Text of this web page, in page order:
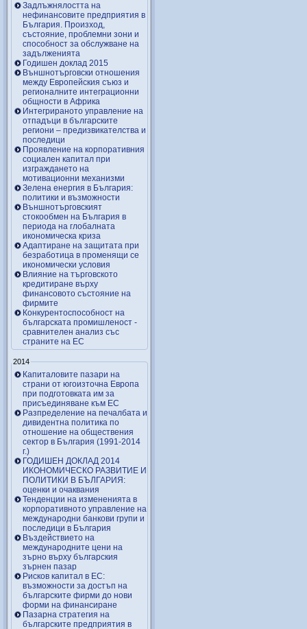
Задлъжнялостта на
нефинансовите предприятия в
България. Произход,
състояние, проблемни зони и
способност за обслужване на
задълженията
Годишен доклад 2015
Външнотърговски отношения
между Европейския съюз и
регионалните интеграционни
общности в Африка
Интегрираното управление на
отпадъци в българските
региони – предизвикателства и
последици
Проявление на корпоративния
социален капитал при
изграждането на
мотивационни механизми
Зелена енергия в България:
политики и възможности
Външнотърговският
стокообмен на България в
периода на глобалната
икономическа криза
Адаптиране на защитата при
безработица в променящи се
икономически условия
Влияние на търговското
кредитиране върху
финансовото състояние на
фирмите
Конкурентоспособност на
българската промишленост -
сравнителен анализ със
страните на ЕС
2014
Капиталовите пазари на
страни от югоизточна Европа
при подготовката им за
присъединяване към ЕС
Разпределение на печалбата и
дивидентна политика по
отношение на обществения
сектор в България (1991-2014
г.)
ГОДИШЕН ДОКЛАД 2014
ИКОНОМИЧЕСКО РАЗВИТИЕ И
ПОЛИТИКИ В БЪЛГАРИЯ:
оценки и очаквания
Тенденции на измененията в
корпоративното управление на
международни банкови групи и
последици в България
Въздействието на
международните цени на
зърно върху българския
зърнен пазар
Рисков капитал в ЕС:
възможности за достъп на
българските фирми до нови
форми на финансиране
Пазарна стратегия на
българските предприятия в